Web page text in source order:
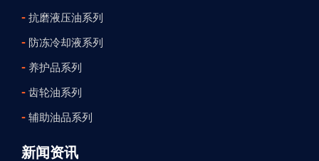
- 抗磨液压油系列
- 防冻冷却液系列
- 养护品系列
- 齿轮油系列
- 辅助油品系列
新闻资讯